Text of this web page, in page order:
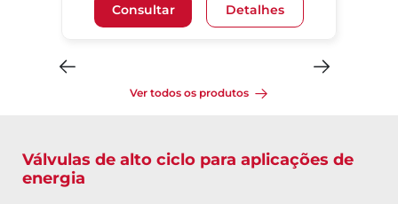
Consultar Detalhes
Ver todos os produtos
Válvulas de alto ciclo para aplicações de
energia